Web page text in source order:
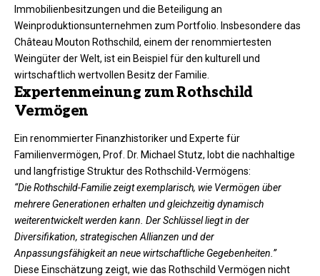
Immobilienbesitzungen und die Beteiligung an
Weinproduktionsunternehmen zum Portfolio. Insbesondere das
Château Mouton Rothschild, einem der renommiertesten
Weingüter der Welt, ist ein Beispiel für den kulturell und
wirtschaftlich wertvollen Besitz der Familie.
Expertenmeinung zum Rothschild
Vermögen
Ein renommierter Finanzhistoriker und Experte für
Familienvermögen, Prof. Dr. Michael Stutz, lobt die nachhaltige
und langfristige Struktur des Rothschild-Vermögens:
“Die Rothschild-Familie zeigt exemplarisch, wie Vermögen über
mehrere Generationen erhalten und gleichzeitig dynamisch
weiterentwickelt werden kann. Der Schlüssel liegt in der
Diversifikation, strategischen Allianzen und der
Anpassungsfähigkeit an neue wirtschaftliche Gegebenheiten.”
Diese Einschätzung zeigt, wie das Rothschild Vermögen nicht